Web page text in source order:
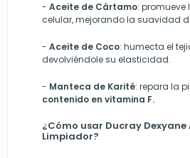
- Aceite de Cártamo: promueve
celular, mejorando la suavidad
- Aceite de Coco: humecta el
devolviéndole su elasticidad.
- Manteca de Karité: repara la
contenido en vitamina F.
¿Cómo usar Ducray Dexyane
Limpiador?